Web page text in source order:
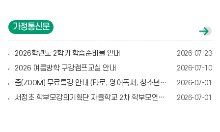
가정통신문
2026학년도 2학기 학습준비물 안내 2026-07-23
2026 여름방학 구강캠프교실 안내 2026-07-10
줌(ZOOM) 무료특강 안내 (타로, 영어독서, 청소년기 이해, 브레인트레이닝) 2026-07-01
서정초 학부모강의기획단 자율학교 2차 학부모연수 신청 안내 2026-07-01
가
신
게
글
더
보